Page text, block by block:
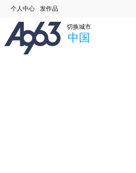
个人中心 发作品
切换城市
中国